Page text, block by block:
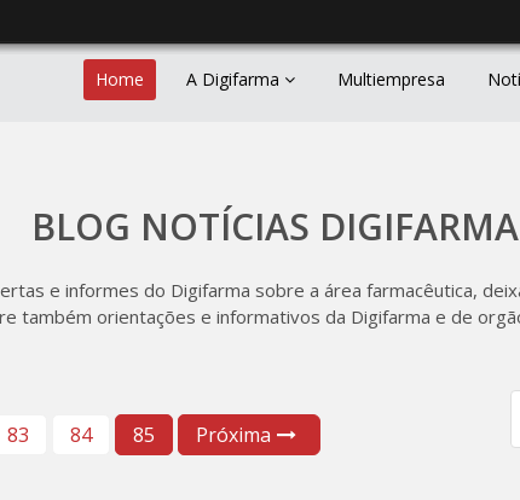
Home A Digifarma Multiempresa
BLOG NOTÍCIAS DIGIFARMA
e informes do Digifarma sobre a área farmacêutica,
também orientações e informativos da Digifarma e de
83 84 85 Próxima